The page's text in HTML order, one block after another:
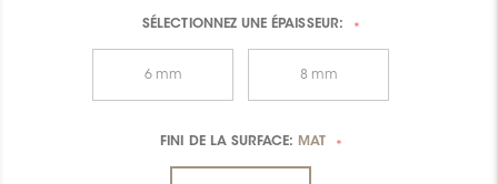
SÉLECTIONNEZ UNE ÉPAISSEUR: *
6 mm 8 mm
FINI DE LA SURFACE: MAT *